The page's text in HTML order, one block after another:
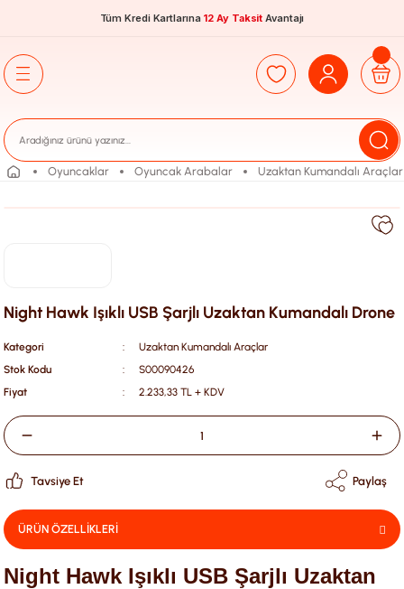
Tüm Kredi Kartlarına 12 Ay Taksit Avantajı
Oyuncaklar Oyuncak Arabalar Uzaktan Kumandalı Araçlar
Night Hawk Işıklı USB Şarjlı Uzaktan Kumandalı Drone
Kategori
Uzaktan Kumandalı Araçlar
Stok Kodu
S00090426
Fiyat
2.233,33 TL + KDV
Tavsiye Et Paylaş
ÜRÜN ÖZELLİKLERİ
Night Hawk Işıklı USB Şarjlı Uzaktan